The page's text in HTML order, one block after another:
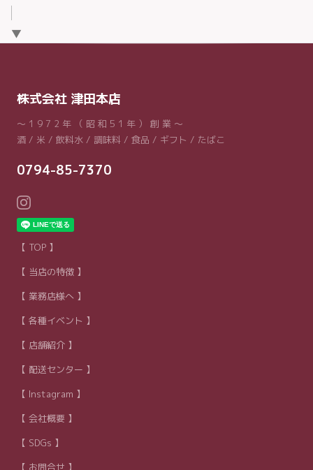
▼
株式会社 津田本店
～ 1 9 7 2 年 （ 昭 和 5 1 年 ） 創 業 ～
酒 / 米 / 飲料水 / 調味料 / 食品 / ギフト / たばこ
0794-85-7370
【 TOP 】
【 当店の特徴 】
【 業務店様へ 】
【 各種イベント 】
【 店舗紹介 】
【 配送センター 】
【 Instagram 】
【 会社概要 】
【 SDGs 】
【 お問合せ 】